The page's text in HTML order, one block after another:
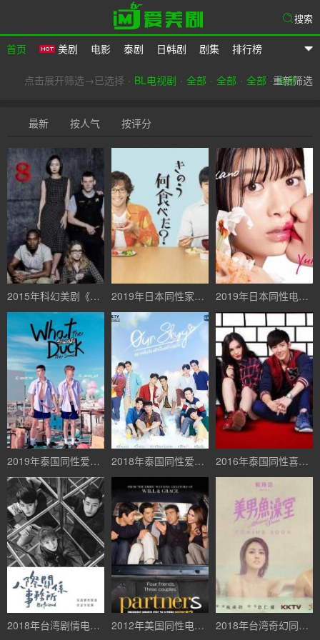
爱美剧
首页 美剧 电影 泰剧 日韩剧 剧集 排行榜
搜索
点击展开筛选→已选择 BL电视剧 全部 全部 全部 全部
重新筛选
最新 按人气 按评分
2015年科幻美剧《超感猎杀/超感八人组 第一季 Sense8 Season 1》全集高清英语中字百度云盘 2019年日本同性家庭电视剧《昨日的美食 きのう何食べた？》全12集+SP高清日语中字百度云 2019年日本同性电视剧《百合与直觉》高清日语中字百度云盘
2019年泰国同性爱情电视剧《爱的着陆第二季》高清泰语中字百度云下载【更新至08集】【完结】 2018年泰国同性爱情电视剧《我们的天空》全5集高清泰语中字百度云下载 2016年泰国同性喜剧爱情电视剧《恶魔的浪漫》全13集百度云盘下载【BL支线】
2018年台湾剧情电视剧《人际关系事务所》全24集高清国语中字迅雷下载【BL支线】 2012年美国同性电视剧《直弯好基友》高清中英字幕百度云盘 2018年台湾奇幻同性电视剧《美男鱼澡堂》高清百度云下载【更新至08集大结局】